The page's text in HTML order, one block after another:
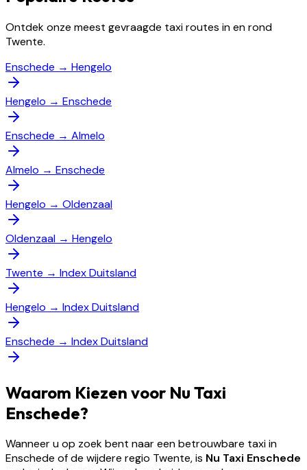
Ontdek onze meest gevraagde taxi routes in en rond
Twente.
Enschede → Hengelo
Hengelo → Enschede
Enschede → Almelo
Almelo → Enschede
Hengelo → Oldenzaal
Oldenzaal → Hengelo
Twente → Index Duitsland
Hengelo → Index Duitsland
Enschede → Index Duitsland
Waarom Kiezen voor Nu Taxi
Enschede?
Wanneer u op zoek bent naar een betrouwbare taxi in
Enschede of de wijdere regio Twente, is Nu Taxi Enschede